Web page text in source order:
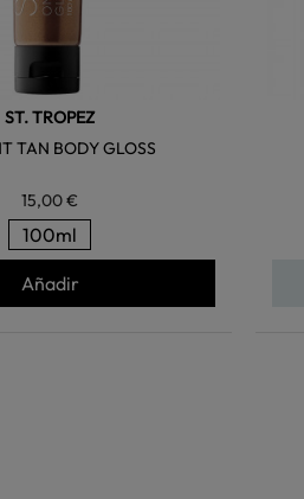
ST. TROPEZ
TAN BODY GLOSS
15,00 €
100ml
Añadir